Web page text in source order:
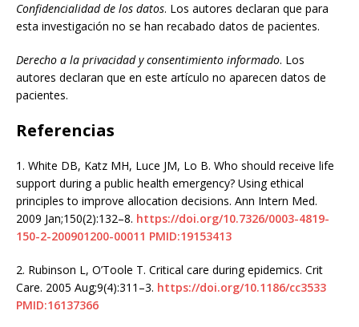
Confidencialidad de los datos. Los autores declaran que para
esta investigación no se han recabado datos de pacientes.
Derecho a la privacidad y consentimiento informado. Los
autores declaran que en este artículo no aparecen datos de
pacientes.
Referencias
1. White DB, Katz MH, Luce JM, Lo B. Who should receive life
support during a public health emergency? Using ethical
principles to improve allocation decisions. Ann Intern Med.
2009 Jan;150(2):132–8. https://doi.org/10.7326/0003-4819-
150-2-200901200-00011 PMID:19153413
2. Rubinson L, O’Toole T. Critical care during epidemics. Crit
Care. 2005 Aug;9(4):311–3. https://doi.org/10.1186/cc3533
PMID:16137366